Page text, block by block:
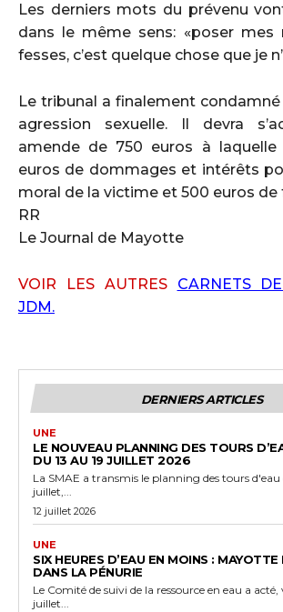
Les derniers mots du prévenu
dans le même sens: «poser mes
fesses, c’est quelque chose que je
Le tribunal a finalement
agression sexuelle. Il devra
amende de 750 euros à laquelle
euros de dommages et intérêts
moral de la victime et 500 euros de
RR
Le Journal de Mayotte
VOIR LES AUTRES CARNETS
JDM.
DERNIERS ARTICLES
UNE
LE NOUVEAU PLANNING DES TOURS
DU 13 AU 19 JUILLET 2026
La SMAE a transmis le planning des tours d'eau
juillet,...
12 juillet 2026
UNE
SIX HEURES D’EAU EN MOINS :
DANS LA PÉNURIE
Le Comité de suivi de la ressource en eau a acté,
juillet...